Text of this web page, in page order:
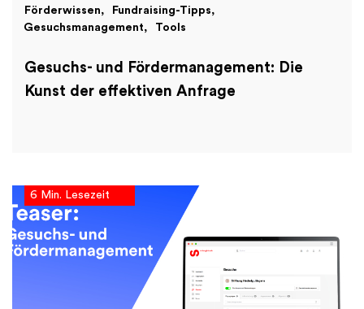
Förderwissen
Fundraising-Tipps
Gesuchsmanagement
Tools
Gesuchs- und Fördermanagement: Die
Kunst der effektiven Anfrage
6 Min. Lesezeit